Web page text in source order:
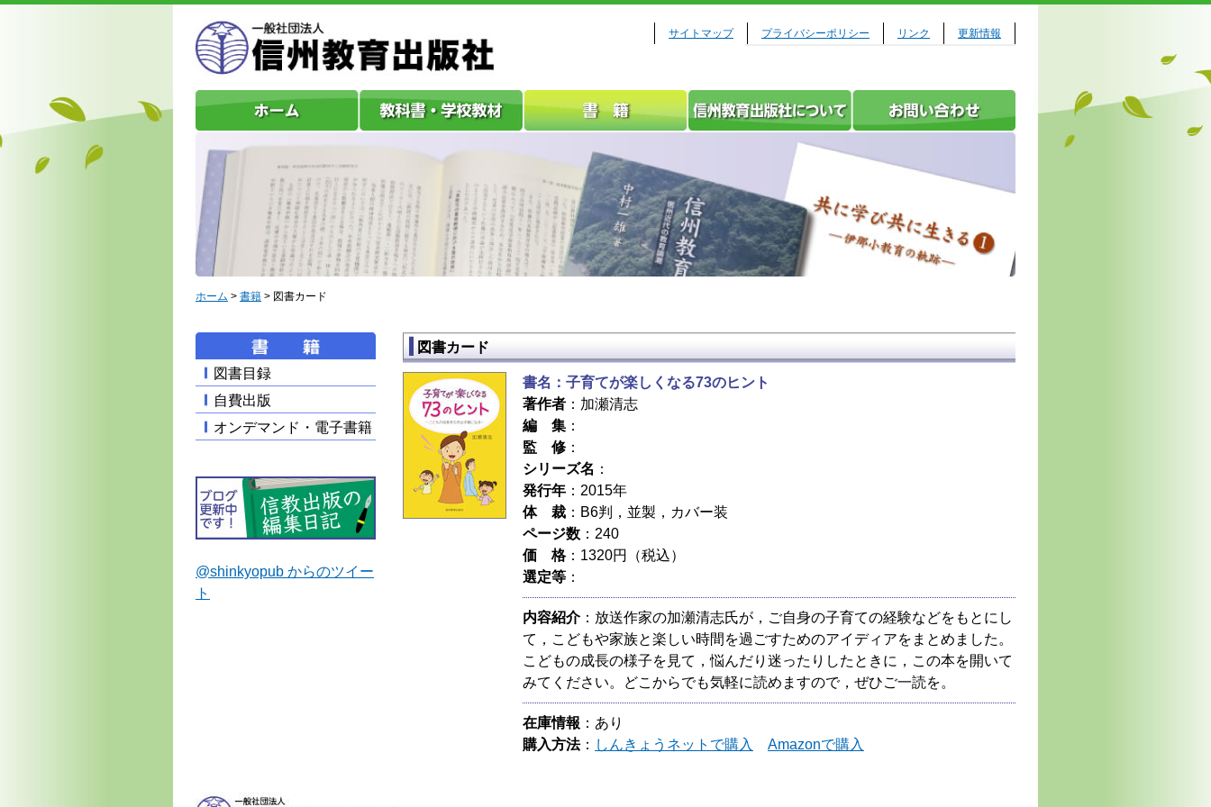
サイトマップ プライバシーポリシー リンク 更新情報
ホーム > 書籍 > 図書カード
図書カード
書名 ：子育てが楽しくなる73のヒント
著作者 ：加瀬清志
編 集 ：
監 修 ：
シリーズ名 ：
発行年 ：2015年
体 裁 ：B6判，並製，カバー装
ページ数 ：240
価 格：1320円（税込）
選定等 ：
内容紹介：放送作家の加瀬清志氏が，ご自身の子育ての経験などをもとにし
て，こどもや家族と楽しい時間を過ごすためのアイディアをまとめました。
こどもの成長の様子を見て，悩んだり迷ったりしたときに，この本を開いて
みてください。どこからでも気軽に読めますので，ぜひご一読を。
在庫情報 ：あり
購入方法： しんきょうネットで購入 Amazonで購入
図書目録
自費出版
オンデマンド・電子書籍
@shinkyopub からのツイー
ト